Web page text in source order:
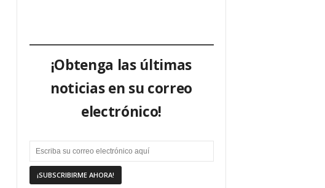
¡Obtenga las últimas
noticias en su correo
electrónico!